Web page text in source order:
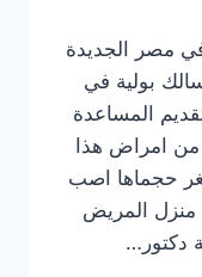
مصر الجديدة
بولية في
المساعدة
امراض هذا
حجماها اصب
المريض
دكتور…